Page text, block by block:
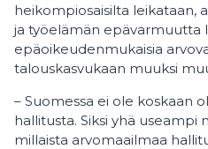
heikompiosaisilta leikataan,
ja työelämän epävarmuutta
epäoikeudenmukaisia
talouskasvukaan muuksi
– Suomessa ei ole koskaan
hallitusta. Siksi yhä useampi
millaista arvomaailmaa